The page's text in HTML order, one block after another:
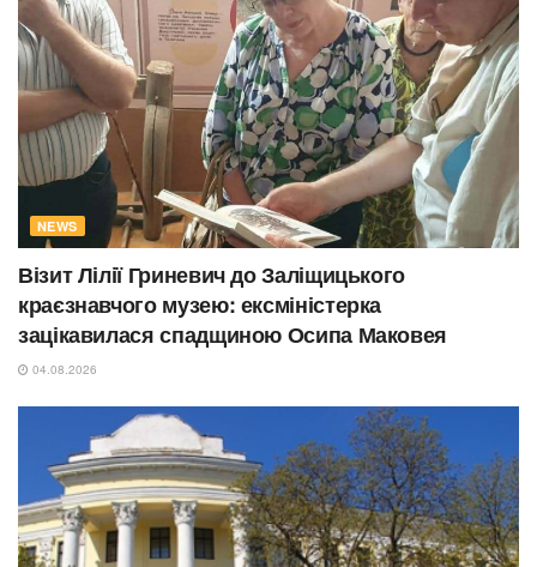
NEWS
Візит Лілії Гриневич до Заліщицького
краєзнавчого музею: ексміністерка
зацікавилася спадщиною Осипа Маковея
04.08.2026